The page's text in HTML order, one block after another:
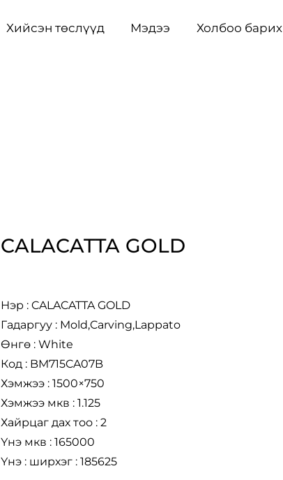
Хийсэн төслүүд Мэдээ Холбоо барих
CALACATTA GOLD
Нэр : CALACATTA GOLD
Гадаргуу : Mold,Carving,Lappato
Өнгө : White
Код : BM715CA07B
Хэмжээ : 1500×750
Хэмжээ мкв : 1.125
Хайрцаг дах тоо : 2
Үнэ мкв : 165000
Үнэ : ширхэг : 185625